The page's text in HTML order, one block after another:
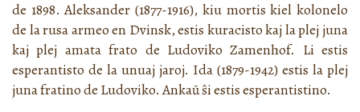
de 1898. Aleksander (1877-1916), kiu mortis kiel kolonelo
de la rusa armeo en Dvinsk, estis kuracisto kaj la plej juna
kaj plej amata frato de Ludoviko Zamenhof. Li estis
esperantisto de la unuaj jaroj. Ida (1879-1942) estis la plej
juna fratino de Ludoviko. Ankaŭ ŝi estis esperantistino.